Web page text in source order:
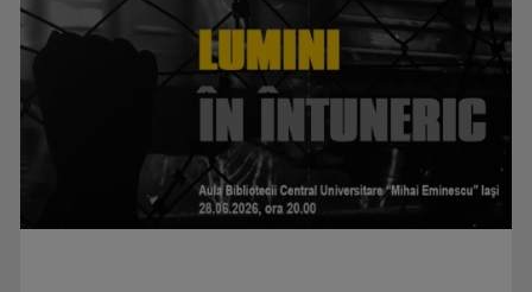
FORUM ECONOMIC
Dezbatere pe teme economice
VLAD LUCIAN ARHIRE